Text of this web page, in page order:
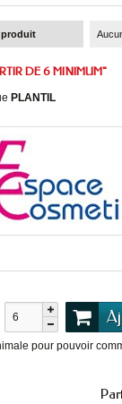
produit
DE 6 MINIMUM"
PLANTIL
pour pouvoir